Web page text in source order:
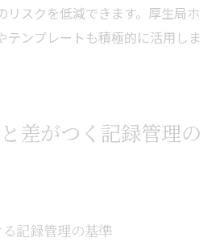
リスクを低減できます。厚生局ホ
テンプレートも積極的に活用しま
差がつく記録管理の
記録管理の基準